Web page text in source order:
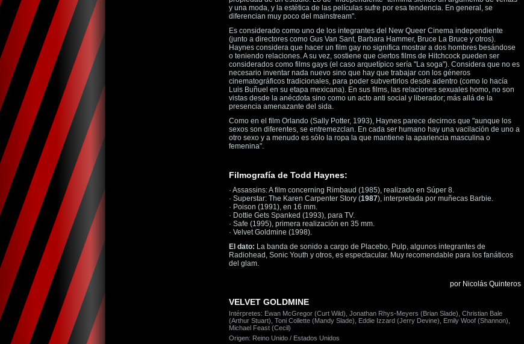
y una moda, y la estética de las películas sufre por esa tendencia. En general, se
diferencian muy poco del mainstream".
Es considerado como uno de los integrantes del New Queer Cinema independiente
(junto a directores como Gus Van Sant, Barbara Hammer, Bruce La Bruce y otros).
Haynes considera que hacer un film gay no significa mostrar a dos hombres besándose
o teniendo relaciones. A su vez, sostiene que ciertos films de Hitchcock pueden ser
considerados como films gays (el caso arquetípico sería "La soga"). Considera que no es
necesario inventar nada nuevo sino que hay que trabajar con los géneros
cinematográficos tradicionales, para poder subvertirlos desde adentro (como lo hacía
Luis Buñuel en su etapa mexicana). En sus films, las relaciones sexuales homo, no son
vistas desde la anécdota sino como un acto anti social y liberador; más allá de la
presencia amenazante del sida.
Como en el film Orlando (Sally Potter, 1993), Haynes parece decirnos que "aunque los
sexos son diferentes, se entremezclan. En cada ser humano hay una vacilación de uno a
otro sexo y a menudo es sólo la ropa la que mantiene la apariencia masculina o
femenina".
Filmografía de Todd Haynes:
· Assassins: A film concerning Rimbaud (1985), realizado en Súper 8.
· Superstar: The Karen Carpenter Story (1987), interpretada por muñecas Barbie.
· Poison (1991), en 16 mm.
· Dottie Gets Spanked (1993), para TV.
· Safe (1995), primera realización en 35 mm.
· Velvet Goldmine (1998).
El dato: La banda de sonido a cargo de Placebo, Pulp, algunos integrantes de
Radiohead, Sonic Youth y otros, es espectacular. Muy recomendable para los fanáticos
del glam.
por Nicolás Quinteros
VELVET GOLDMINE
Intérpretes: Ewan McGregor (Curt Wild), Jonathan Rhys-Meyers (Brian Slade), Christian Bale
(Arthur Stuart), Toni Collette (Mandy Slade), Eddie Izzard (Jerry Devine), Emily Woof (Shannon),
Michael Feast (Cecil)
Origen: Reino Unido / Estados Unidos